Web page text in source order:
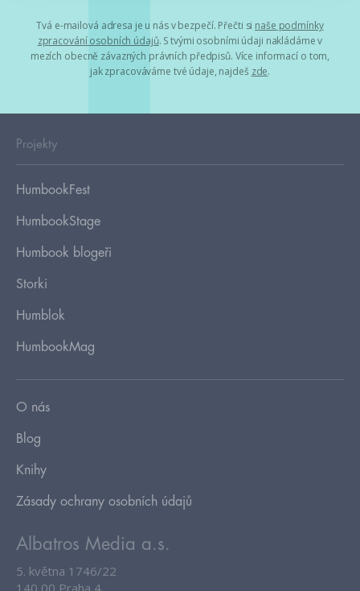
Tvá e-mailová adresa je u nás v bezpečí. Přečti si naše podmínky
zpracování osobních údajů. S tvými osobními údaji nakládáme v
mezích obecně závazných právních předpisů. Více informací o tom,
jak zpracováváme tvé údaje, najdeš zde.
Projekty
HumbookFest
HumbookStage
Humbook blogeři
Storki
Humblok
HumbookMag
O nás
Blog
Knihy
Zásady ochrany osobních údajů
Albatros Media a.s.
5. května 1746/22
140 00 Praha 4